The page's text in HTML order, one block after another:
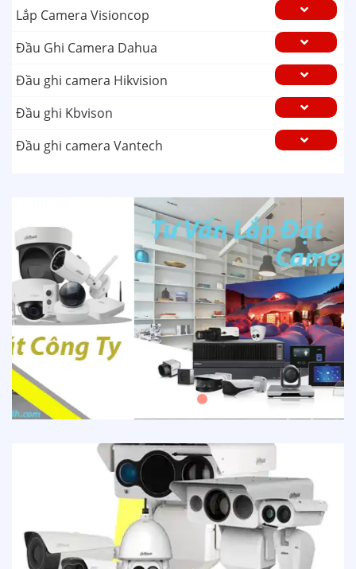
Lắp Camera Visioncop
Đầu Ghi Camera Dahua
Đầu ghi camera Hikvision
Đầu ghi Kbvison
Đầu ghi camera Vantech